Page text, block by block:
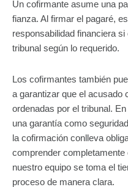
Un cofirmante asume una
fianza. Al firmar el pagaré,
responsabilidad financiera
tribunal según lo requerido.
Los cofirmantes también
a garantizar que el acusado
ordenadas por el tribunal.
una garantía como
la cofirmación conlleva
comprender
nuestro equipo se toma el
proceso de manera clara.